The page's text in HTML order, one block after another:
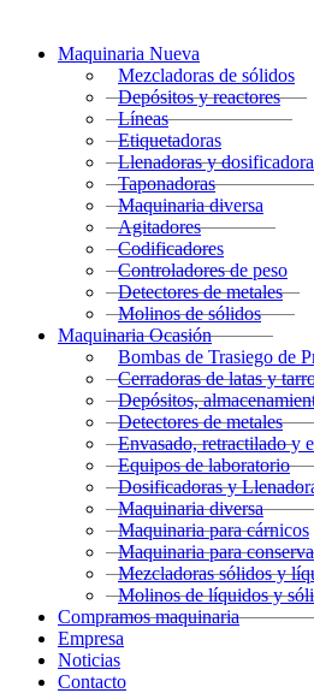
Maquinaria Nueva
Mezcladoras de sólidos
Depósitos y reactores
Líneas
Etiquetadoras
Llenadoras y
Taponadoras
Maquinaria diversa
Agitadores
Codificadores
Controladores de peso
Detectores de metales
Molinos de sólidos
Maquinaria Ocasión
Bombas de Trasiego de
Cerradoras de latas y
Depósitos,
Detectores de metales
Envasado, retractilado y
Equipos de laboratorio
Dosificadoras y
Maquinaria diversa
Maquinaria para cárnicos
Maquinaria para conserva
Mezcladoras sólidos y
Molinos de líquidos y
Compramos maquinaria
Empresa
Noticias
Contacto